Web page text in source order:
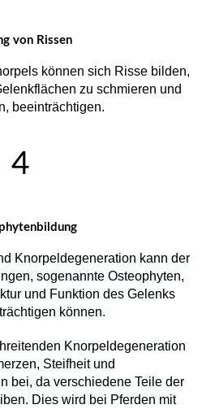
von Rissen
können sich Risse bilden,
zu schmieren und
beeinträchtigen.
4
Knorpeldegeneration kann der
sogenannte Osteophyten,
und Funktion des Gelenks
können.
Knorpeldegeneration
Steifheit und
bei, da verschiedene Teile der
Dies wird bei Pferden mit